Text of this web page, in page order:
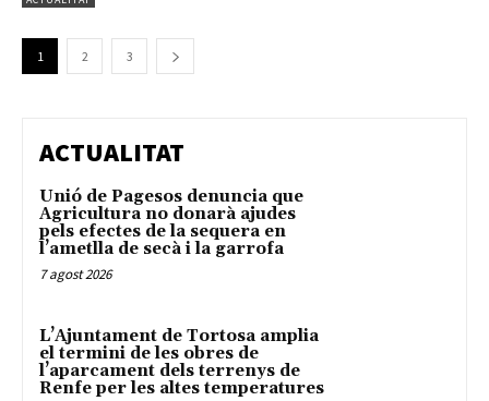
1 2 3
ACTUALITAT
Unió de Pagesos denuncia que
Agricultura no donarà ajudes
pels efectes de la sequera en
l’ametlla de secà i la garrofa
7 agost 2026
L’Ajuntament de Tortosa amplia
el termini de les obres de
l’aparcament dels terrenys de
Renfe per les altes temperatures